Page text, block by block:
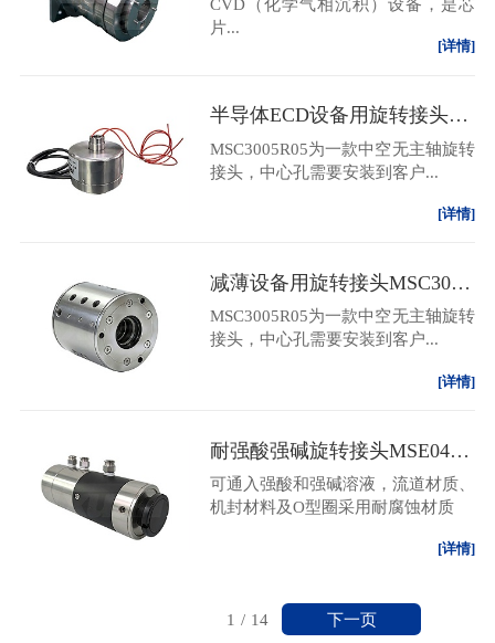
CVD（化学气相沉积）设备，是芯
片...
[详情]
半导体ECD设备用旋转接头MSH02R03
MSC3005R05为一款中空无主轴旋转
接头，中心孔需要安装到客户...
[详情]
减薄设备用旋转接头MSC3005R05
MSC3005R05为一款中空无主轴旋转
接头，中心孔需要安装到客户...
[详情]
耐强酸强碱旋转接头MSE04R06
可通入强酸和强碱溶液，流道材质、
机封材料及O型圈采用耐腐蚀材质
[详情]
1 / 14 下一页